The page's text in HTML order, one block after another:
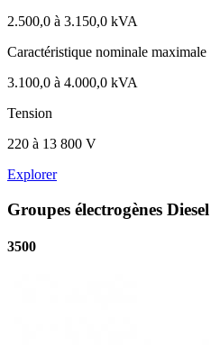
2.500,0 à 3.150,0 kVA
Caractéristique nominale maximale
3.100,0 à 4.000,0 kVA
Tension
220 à 13 800 V
Explorer
Groupes électrogènes Diesel
3500